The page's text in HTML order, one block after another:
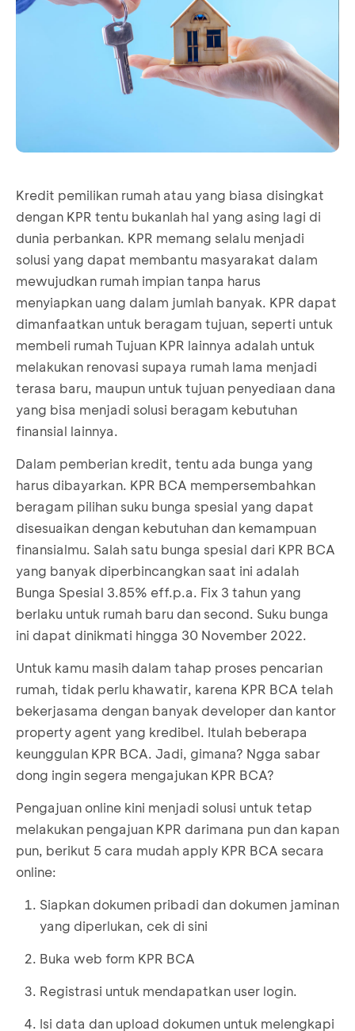
Kredit pemilikan rumah atau yang biasa disingkat
dengan KPR tentu bukanlah hal yang asing lagi di
dunia perbankan. KPR memang selalu menjadi
solusi yang dapat membantu masyarakat dalam
mewujudkan rumah impian tanpa harus
menyiapkan uang dalam jumlah banyak. KPR dapat
dimanfaatkan untuk beragam tujuan, seperti untuk
membeli rumah Tujuan KPR lainnya adalah untuk
melakukan renovasi supaya rumah lama menjadi
terasa baru, maupun untuk tujuan penyediaan dana
yang bisa menjadi solusi beragam kebutuhan
finansial lainnya.
Dalam pemberian kredit, tentu ada bunga yang
harus dibayarkan. KPR BCA mempersembahkan
beragam pilihan suku bunga spesial yang dapat
disesuaikan dengan kebutuhan dan kemampuan
finansialmu. Salah satu bunga spesial dari KPR BCA
yang banyak diperbincangkan saat ini adalah
Bunga Spesial 3.85% eff.p.a. Fix 3 tahun yang
berlaku untuk rumah baru dan second. Suku bunga
ini dapat dinikmati hingga 30 November 2022.
Untuk kamu masih dalam tahap proses pencarian
rumah, tidak perlu khawatir, karena KPR BCA telah
bekerjasama dengan banyak developer dan kantor
property agent yang kredibel. Itulah beberapa
keunggulan KPR BCA. Jadi, gimana? Ngga sabar
dong ingin segera mengajukan KPR BCA?
Pengajuan online kini menjadi solusi untuk tetap
melakukan pengajuan KPR darimana pun dan kapan
pun, berikut 5 cara mudah apply KPR BCA secara
online:
Siapkan dokumen pribadi dan dokumen jaminan
yang diperlukan, cek di sini
Buka web form KPR BCA
Registrasi untuk mendapatkan user login.
Isi data dan upload dokumen untuk melengkapi